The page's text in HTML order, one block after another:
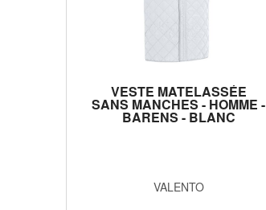
VESTE MATELASSÉE
SANS MANCHES - HOMME -
BARENS - BLANC
VALENTO